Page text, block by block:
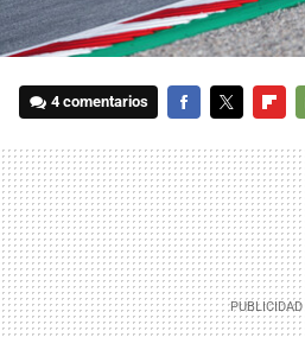
4 comentarios